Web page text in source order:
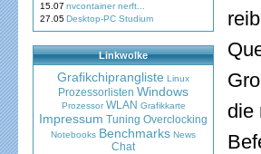
15.07 nvcontainer nerft...
27.05Desktop-PC Studium
Linkwolke
Grafikchiprangliste Linux
Prozessorlisten Windows
Prozessor WLAN Grafikkarte
Impressum Tuning Overclocking
Notebooks Benchmarks News
Chat
die